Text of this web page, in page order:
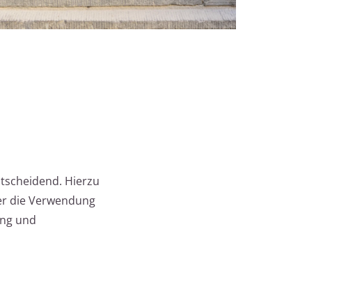
Hierzu
die Verwendung
und